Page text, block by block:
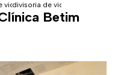
vidro para clinica odontologica
divisoria de vidro para clinica
Betim